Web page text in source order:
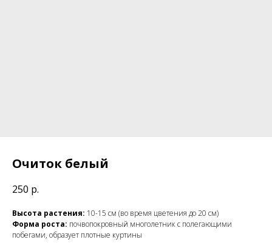
Очиток белый
250 р.
Высота растения: 10-15 см (во время цветения до 20 см)
Форма роста: почвопокровный многолетник с полегающими
побегами, образует плотные куртины